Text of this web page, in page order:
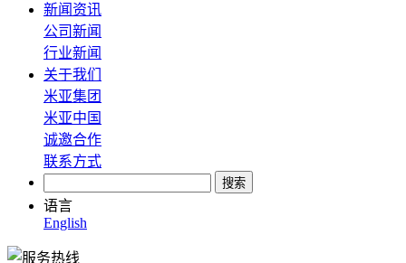
新闻资讯
公司新闻
行业新闻
关于我们
米亚集团
米亚中国
诚邀合作
联系方式
语言
English